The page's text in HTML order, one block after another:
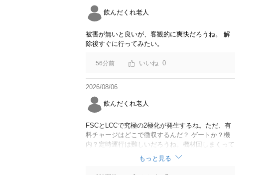
飲んだくれ老人
被害が無いと良いが、客観的に爽快だろうね。 解
除後すぐに行ってみたい。
56分前 0
2026/08/06
飲んだくれ老人
FSCとLCCで究極の2極化が発生するね。ただ、有
料チャージはどこで徴収するんだ？ ゲートか？機
内？定時運行は難しいだろうね。機材回しまくって
るからジェットスター豪州路線は全便遅延するんじ
もっと見る